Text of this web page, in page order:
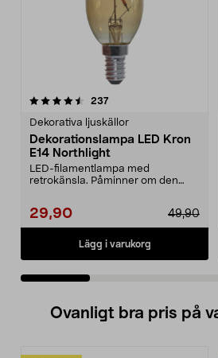
237recensioner
Dekorativa ljuskällor
Dekorationslampa LED Kron
E14 Northlight
LED-filamentlampa med
retrokänsla. Påminner om den
29,90 49,90
Lägg i varukorg
4.5 av 5 stjärnor
Ovanligt bra pris på